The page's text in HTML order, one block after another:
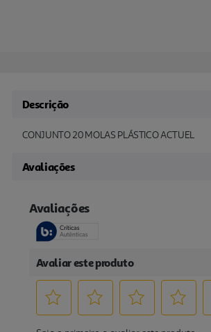
Descrição
CONJUNTO 20 MOLAS PLÁSTICO ACTUEL
Avaliações